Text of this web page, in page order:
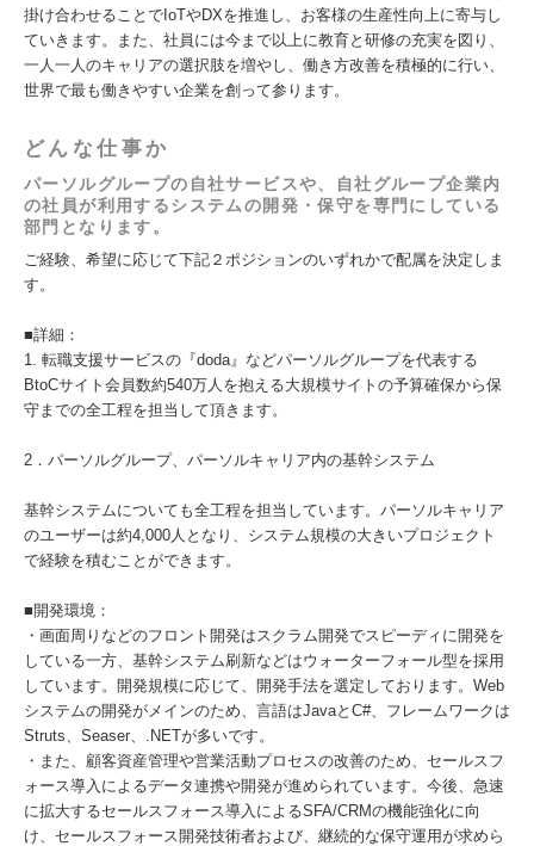
掛け合わせることでIoTやDXを推進し、お客様の生産性向上に寄与し
ていきます。また、社員には今まで以上に教育と研修の充実を図り、
一人一人のキャリアの選択肢を増やし、働き方改善を積極的に行い、
世界で最も働きやすい企業を創って参ります。
どんな仕事か
パーソルグループの自社サービスや、自社グループ企業内
の社員が利用するシステムの開発・保守を専門にしている
部門となります。​
ご経験、希望に応じて下記２ポジションのいずれかで配属を決定しま
す。​
■詳細：​
1. 転職支援サービスの『doda』などパーソルグループを代表する
BtoCサイト会員数約540万人を抱える大規模サイトの予算確保から保
守までの全工程を担当して頂きます。​
2．パーソルグループ、パーソルキャリア内の基幹システム​
基幹システムについても全工程を担当しています。パーソルキャリア
のユーザーは約4,000人となり、システム規模の大きいプロジェクト
で経験を積むことができます。​
■開発環境：​
・画面周りなどのフロント開発はスクラム開発でスピーディに開発を
している一方、基幹システム刷新などはウォーターフォール型を採用
しています。開発規模に応じて、開発手法を選定しております。Web
システムの開発がメインのため、言語はJavaとC#、フレームワークは
Struts、Seaser、.NETが多いです。​
・また、顧客資産管理や営業活動プロセスの改善のため、セールスフ
ォース導入によるデータ連携や開発が進められています。今後、急速
に拡大するセールスフォース導入によるSFA/CRMの機能強化に向
け、セールスフォース開発技術者および、継続的な保守運用が求めら